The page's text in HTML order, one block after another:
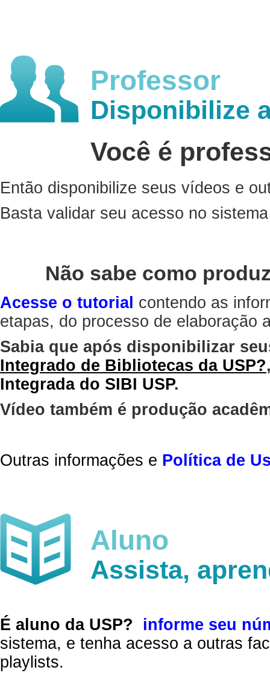
Professor
Disponibilize
Você é
Então disponibilize seus vídeos e
Basta validar seu acesso no
Não sabe como
Acesse o tutorial contendo as
etapas, do processo de elaboração
Sabia que após disponibilizar
Integrado de Bibliotecas da USP?
Integrada do SIBI USP.
Vídeo também é produção
Outras informações e Política de
Aluno
Assista,
É aluno da USP?
informe seu
sistema, e tenha acesso a outras
playlists.